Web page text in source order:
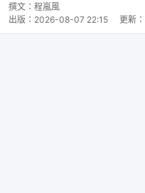
撰文： 程嵐風
出版： 2026-08-07 22:15 更新：